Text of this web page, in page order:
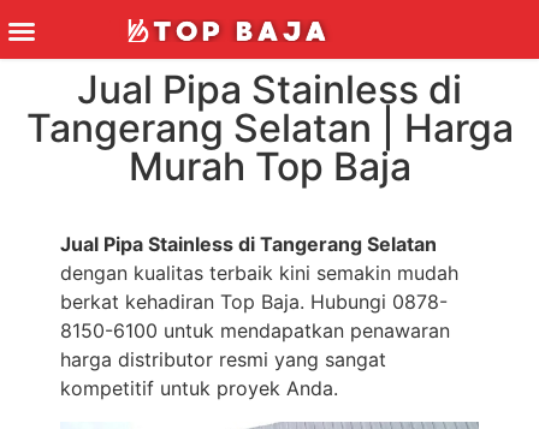
Jual Pipa Stainless di
Tangerang Selatan | Harga
Murah Top Baja
Jual Pipa Stainless di Tangerang Selatan
dengan kualitas terbaik kini semakin mudah
berkat kehadiran Top Baja. Hubungi 0878-
8150-6100 untuk mendapatkan penawaran
harga distributor resmi yang sangat
kompetitif untuk proyek Anda.